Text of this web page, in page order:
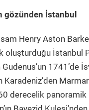
gözünden İstanbul
Henry Aston
oluşturduğu İstanbul
Gudenus’un 1741’de
Karadeniz’den
derecelik panoramik